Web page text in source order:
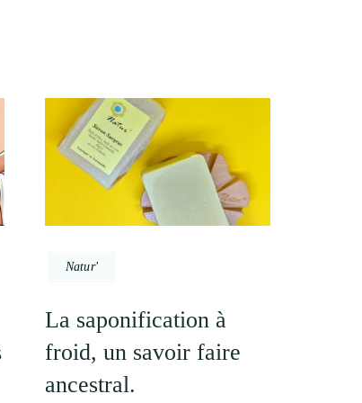
Natur'
La saponification à
froid, un savoir faire
ancestral.